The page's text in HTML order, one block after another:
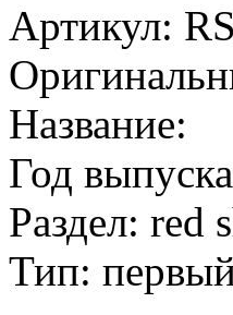
Артикул:
Название:
Год
Раздел: red
Тип: